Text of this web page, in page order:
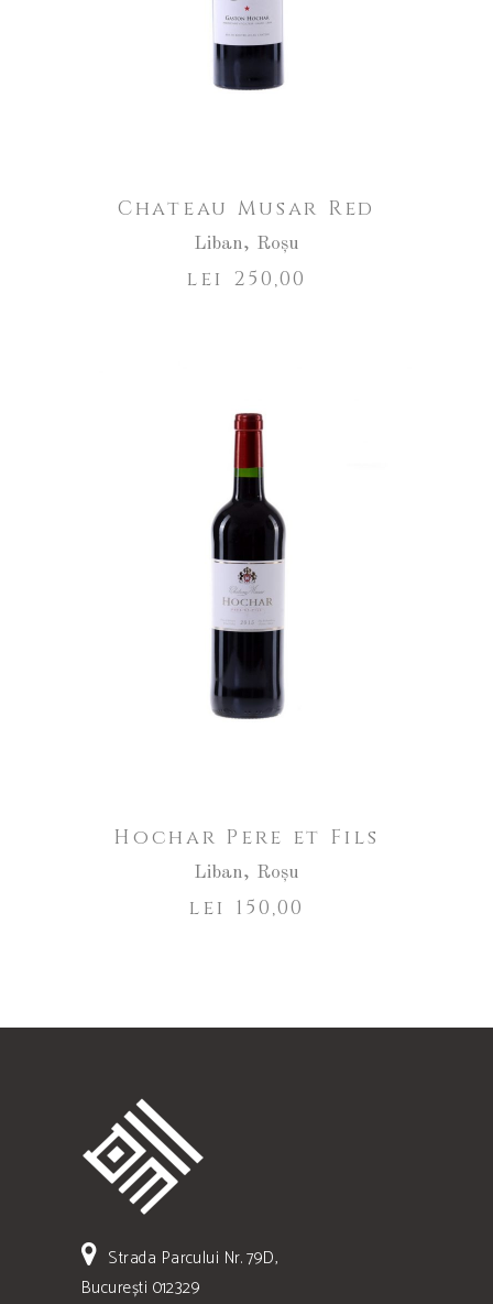
Chateau Musar Red
Liban, Roșu
lei 250,00
Hochar Pere et Fils
Liban, Roșu
lei 150,00
Strada Parcului Nr. 79D,
București 012329